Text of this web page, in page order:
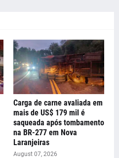
Carga de carne avaliada em
mais de US$ 179 mil é
saqueada após tombamento
na BR-277 em Nova
Laranjeiras
August 07, 2026